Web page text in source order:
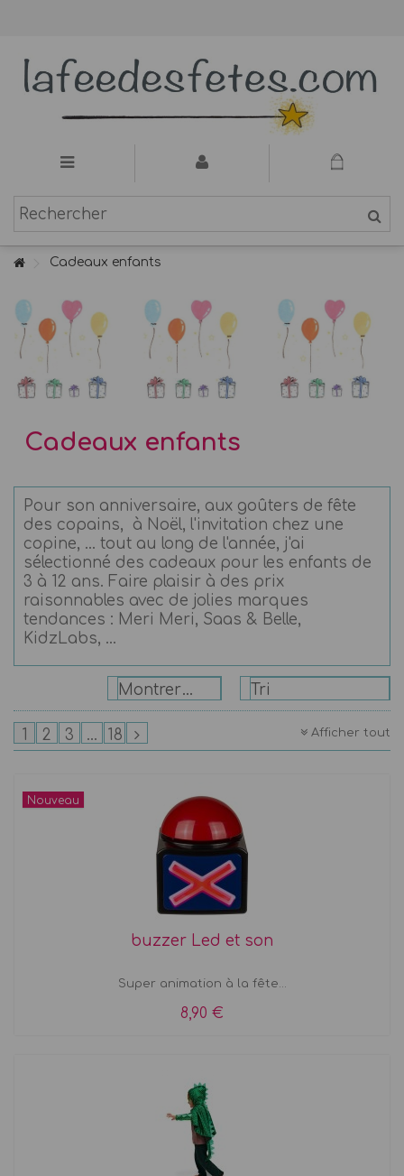
Cadeaux enfants
Cadeaux enfants
Pour son anniversaire, aux goûters de fête
des copains, à Noël, l'invitation chez une
copine, ... tout au long de l'année, j'ai
sélectionné des cadeaux pour les enfants de
3 à 12 ans. Faire plaisir à des prix
raisonnables avec de jolies marques
tendances : Meri Meri, Saas & Belle,
KidzLabs, ...
Tri
Montrer: 24
Afficher tout
1 2 3 ... 18
Nouveau
buzzer Led et son
Super animation à la fête...
8,90 €